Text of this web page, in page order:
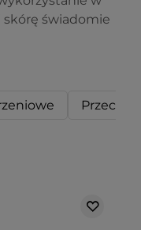
skórę świadomie
Przeciw